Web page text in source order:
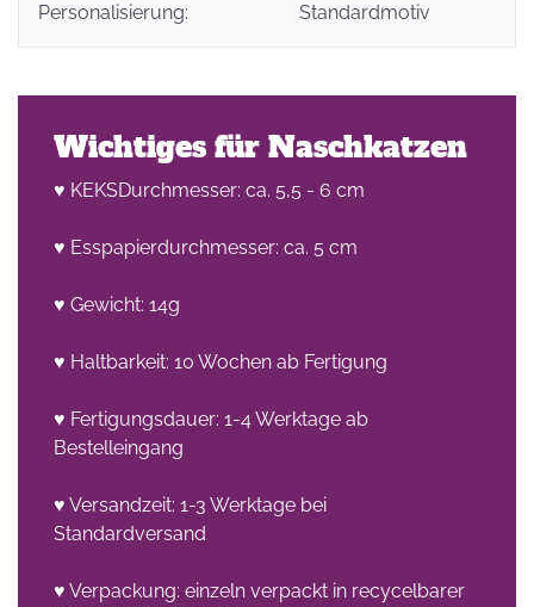
Personalisierung: Standardmotiv
Wichtiges für Naschkatzen
♥ KEKSDurchmesser: ca. 5,5 - 6 cm
♥ Esspapierdurchmesser: ca. 5 cm
♥ Gewicht: 14g
♥ Haltbarkeit: 10 Wochen ab Fertigung
♥ Fertigungsdauer: 1-4 Werktage ab
Bestelleingang
♥ Versandzeit: 1-3 Werktage bei
Standardversand
♥ Verpackung: einzeln verpackt in recycelbarer